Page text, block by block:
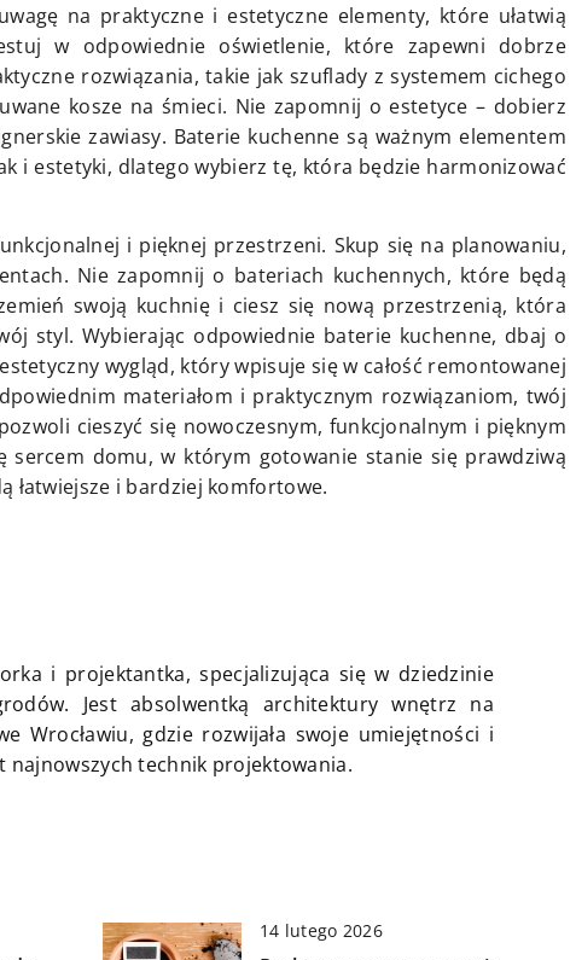
na praktyczne i estetyczne elementy, które ułatwią
w odpowiednie oświetlenie, które zapewni dobrze
rozwiązania, takie jak szuflady z systemem cichego
kosze na śmieci. Nie zapomnij o estetyce – dobierz
zawiasy. Baterie kuchenne są ważnym elementem
i estetyki, dlatego wybierz tę, która będzie harmonizować
i pięknej przestrzeni. Skup się na planowaniu,
Nie zapomnij o bateriach kuchennych, które będą
swoją kuchnię i ciesz się nową przestrzenią, która
styl. Wybierając odpowiednie baterie kuchenne, dbaj o
wygląd, który wpisuje się w całość remontowanej
materiałom i praktycznym rozwiązaniom, twój
cieszyć się nowoczesnym, funkcjonalnym i pięknym
sercem domu, w którym gotowanie stanie się prawdziwą
łatwiejsze i bardziej komfortowe.
i projektantka, specjalizująca się w dziedzinie
Jest absolwentką architektury wnętrz na
Wrocławiu, gdzie rozwijała swoje umiejętności i
najnowszych technik projektowania.
14 lutego 2026